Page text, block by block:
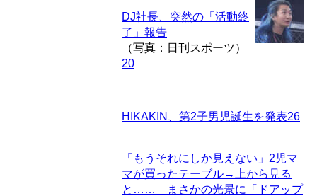
DJ社長、突然の「活動終
了」報告
（写真：日刊スポーツ）
20
HIKAKIN、第2子男児誕生を発表26
「もうそれにしか見えない」2児マ
マが買ったテーブル→上から見る
と…… まさかの光景に「ドアップ